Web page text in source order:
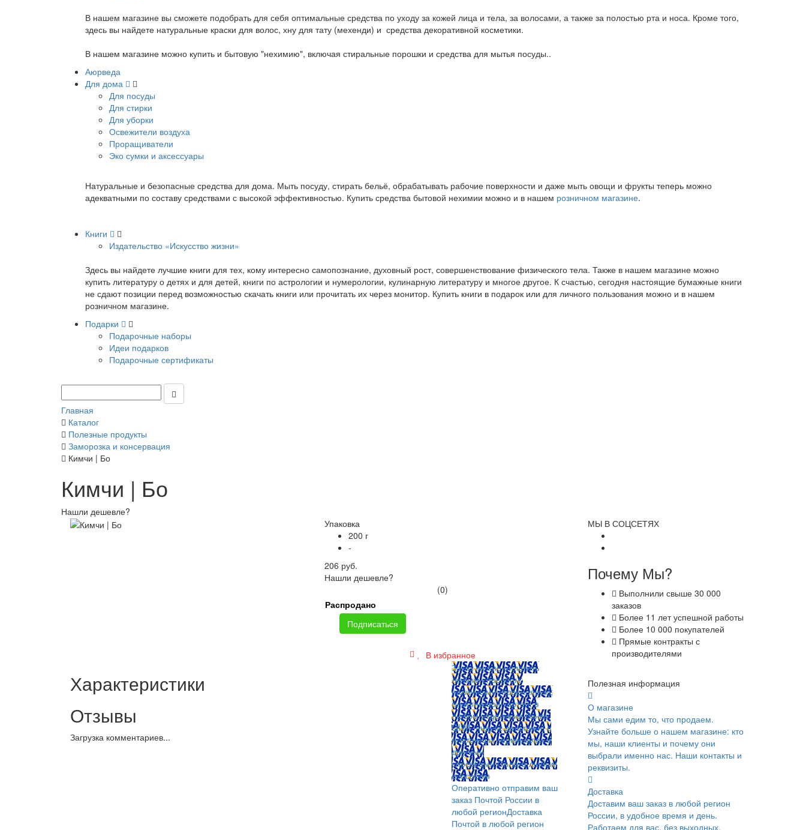
В нашем магазине вы сможете подобрать для себя оптимальные средства по уходу за кожей лица и тела, за волосами, а также за полостью рта и носа. Кроме того,
здесь вы найдете натуральные краски для волос, хну для тату (мехенди) и средства декоративной косметики.
В нашем магазине можно купить и бытовую "нехимию", включая стиральные порошки и средства для мытья посуды..
Аюрведа
Для дома
Для посуды
Для стирки
Для уборки
Освежители воздуха
Проращиватели
Эко сумки и аксессуары
Натуральные и безопасные средства для дома. Мыть посуду, стирать бельё, обрабатывать рабочие поверхности и даже мыть овощи и фрукты теперь можно
адекватными по составу средствами с высокой эффективностью. Купить средства бытовой нехимии можно и в нашем розничном магазине.
Книги
Издательство «Искусство жизни»
Здесь вы найдете лучшие книги для тех, кому интересно самопознание, духовный рост, совершенствование физического тела. Также в нашем магазине можно
купить литературу о детях и для детей, книги по астрологии и нумерологии, кулинарную литературу и многое другое. К счастью, сегодня настоящие бумажные книги
не сдают позиции перед возможностью скачать книги или прочитать их через монитор. Купить книги в подарок или для личного пользования можно и в нашем
розничном магазине.
Подарки
Подарочные наборы
Идеи подарков
Подарочные сертификаты
Главная
Каталог
Полезные продукты
Заморозка и консервация
Кимчи | Бо
Кимчи | Бо
Нашли дешевле?
Упаковка
200 г
-
206 руб.
Нашли дешевле?
(0)
Распродано
Подписаться
В избранное
Характеристики
Отзывы
Загрузка комментариев...
Заказ можно оплатить
любым способом:
наличными (Красноярск);
пластиковой картой; в
любом отделении банка;
QIWI, яндекс.деньгами; в
платежных терминалах и
другими
способами.Оплата любым
способом
Оперативно отправим ваш
заказ Почтой России в
любой регионДоставка
Почтой в любой регион
МЫ В СОЦСЕТЯХ
Почему Мы?
Выполнили свыше 30 000
заказов
Более 11 лет успешной работы
Более 10 000 покупателей
Прямые контракты с
производителями
Полезная информация
О магазине
Мы сами едим то, что продаем.
Узнайте больше о нашем магазине: кто
мы, наши клиенты и почему они
выбрали именно нас. Наши контакты и
реквизиты.
Доставка
Доставим ваш заказ в любой регион
России, в удобное время и день.
Работаем для вас, без выходных.